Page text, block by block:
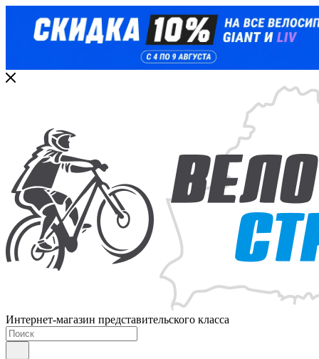
Интернет-магазин представительского класса